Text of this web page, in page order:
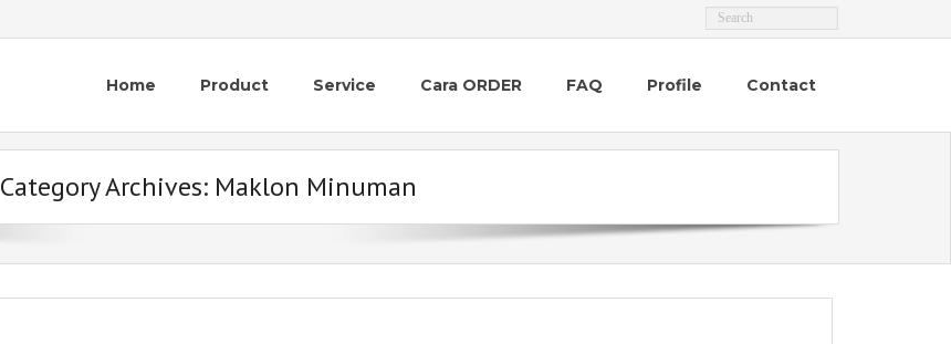
Home Product Service Cara ORDER FAQ Profile Contact
Category Archives: Maklon Minuman